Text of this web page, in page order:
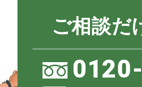
ご相談だ